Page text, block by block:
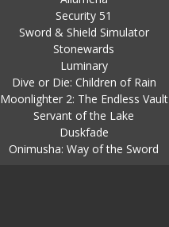
Security 51
Sword & Shield Simulator
Stonewards
Luminary
Dive or Die: Children of Rain
Moonlighter 2: The Endless Vault
Servant of the Lake
Duskfade
Onimusha: Way of the Sword